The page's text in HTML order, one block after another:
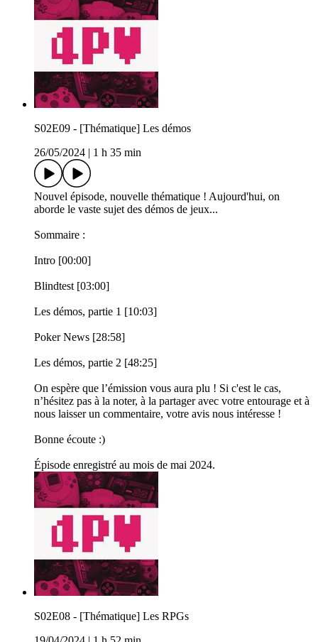
S02E09 - [Thématique] Les démos
26/05/2024
1 h 35 min
Nouvel épisode, nouvelle thématique ! Aujourd'hui, on
aborde le vaste sujet des démos de jeux...
Sommaire :
Intro [00:00]
Blindtest [03:00]
Les démos, partie 1 [10:03]
Poker News [28:58]
Les démos, partie 2 [48:25]
On espère que l’émission vous aura plu ! Si c'est le cas,
n’hésitez pas à la noter, à la partager avec votre entourage et à
nous laisser un commentaire, votre avis nous intéresse !
Bonne écoute :)
Épisode enregistré au mois de mai 2024.
S02E08 - [Thématique] Les RPGs